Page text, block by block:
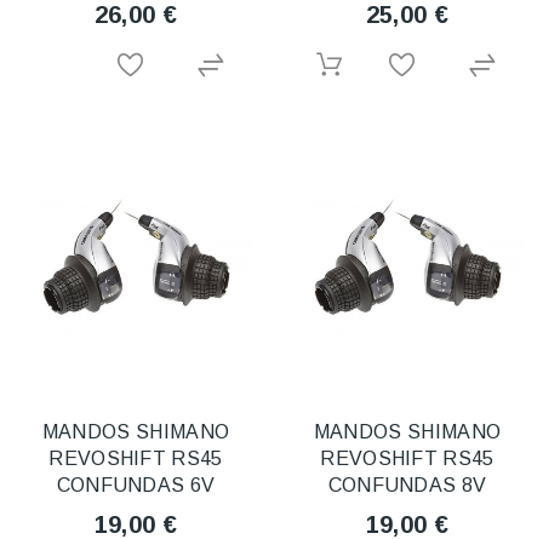
26,00 € 25,00 €
MANDOS SHIMANO
REVOSHIFT RS45
CONFUNDAS 6V
19,00 €
MANDOS SHIMANO
REVOSHIFT RS45
CONFUNDAS 8V
19,00 €